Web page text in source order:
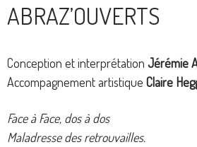
ABRAZ’OUVERTS
Conception et interprétation Jérémie
Accompagnement artistique Claire
Face à Face, dos à dos
Maladresse des retrouvailles.